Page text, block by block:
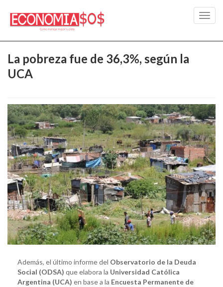
La pobreza fue de 36,3%, según la
UCA
Además, el último informe del Observatorio de la Deuda
Social (ODSA) que elabora la Universidad Católica
Argentina (UCA) en base a la Encuesta Permanente de